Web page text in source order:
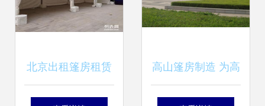
北京出租篷房租赁
篷房全攻略 灵活搭
高山篷房制造 为高
地挑战而生的移动